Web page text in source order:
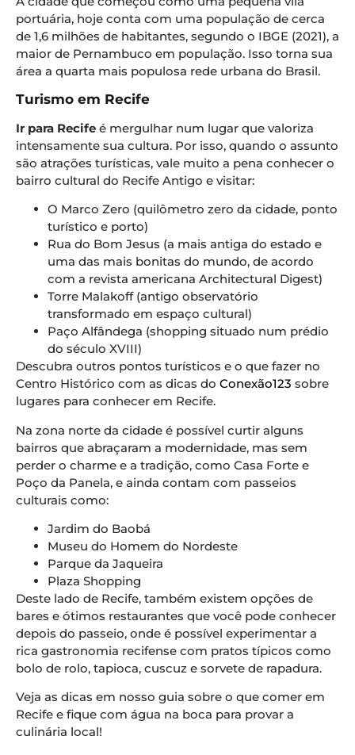
portuária, hoje conta com uma população de cerca
de 1,6 milhões de habitantes, segundo o IBGE (2021), a
maior de Pernambuco em população. Isso torna sua
área a quarta mais populosa rede urbana do Brasil.
Turismo em Recife
Ir para Recife é mergulhar num lugar que valoriza
intensamente sua cultura. Por isso, quando o assunto
são atrações turísticas, vale muito a pena conhecer o
bairro cultural do Recife Antigo e visitar:
O Marco Zero (quilômetro zero da cidade, ponto
turístico e porto)
Rua do Bom Jesus (a mais antiga do estado e
uma das mais bonitas do mundo, de acordo
com a revista americana Architectural Digest)
Torre Malakoff (antigo observatório
transformado em espaço cultural)
Paço Alfândega (shopping situado num prédio
do século XVIII)
Descubra outros pontos turísticos e o que fazer no
Centro Histórico com as dicas do Conexão123 sobre
lugares para conhecer em Recife.
Na zona norte da cidade é possível curtir alguns
bairros que abraçaram a modernidade, mas sem
perder o charme e a tradição, como Casa Forte e
Poço da Panela, e ainda contam com passeios
culturais como:
Jardim do Baobá
Museu do Homem do Nordeste
Parque da Jaqueira
Plaza Shopping
Deste lado de Recife, também existem opções de
bares e ótimos restaurantes que você pode conhecer
depois do passeio, onde é possível experimentar a
rica gastronomia recifense com pratos típicos como
bolo de rolo, tapioca, cuscuz e sorvete de rapadura.
Veja as dicas em nosso guia sobre o que comer em
Recife e fique com água na boca para provar a
culinária local!